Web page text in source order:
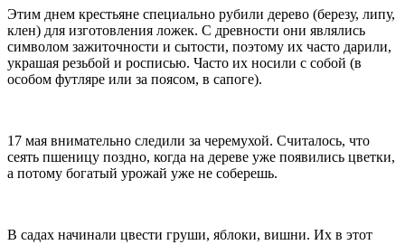
Этим днем крестьяне специально рубили дерево (березу, липу,
клен) для изготовления ложек. С древности они являлись
символом зажиточности и сытости, поэтому их часто дарили,
украшая резьбой и росписью. Часто их носили с собой (в
особом футляре или за поясом, в сапоге).
17 мая внимательно следили за черемухой. Считалось, что
сеять пшеницу поздно, когда на дереве уже появились цветки,
а потому богатый урожай уже не соберешь.
В садах начинали цвести груши, яблоки, вишни. Их в этот